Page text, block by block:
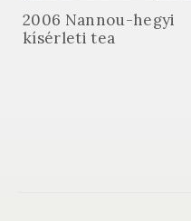
2006 Nannou-hegyi
kísérleti tea